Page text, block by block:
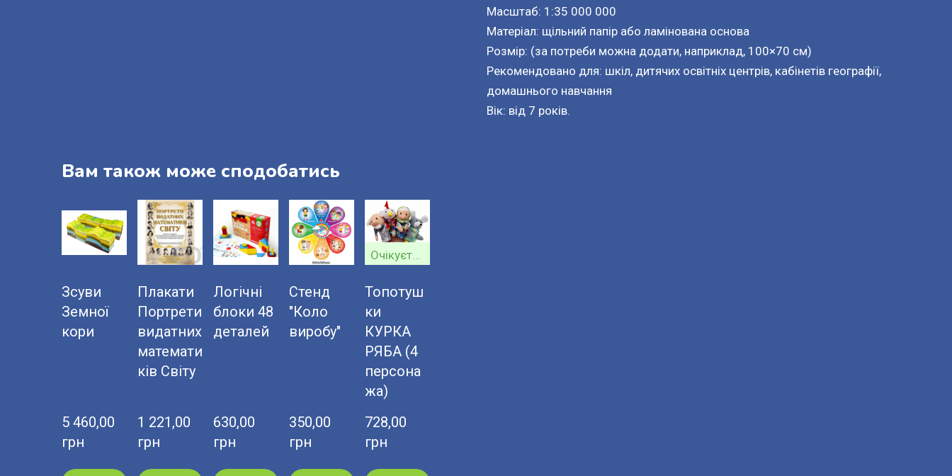
Масштаб: 1:35 000 000
Матеріал: щільний папір або ламінована основа
Розмір: (за потреби можна додати, наприклад, 100×70 см)
Рекомендовано для: шкіл, дитячих освітніх центрів, кабінетів географії,
домашнього навчання
Вік: від 7 років.
Вам також може сподобатись
Зсуви
Земної
кори
5 460,00
грн
Плакати
Портрети
видатних
математи
ків Світу
1 221,00
грн
Логічні
блоки 48
деталей
630,00
грн
Стенд
"Коло
виробу"
350,00
грн
Очікується
Топотуш
ки
КУРКА
РЯБА (4
персона
жа)
728,00
грн